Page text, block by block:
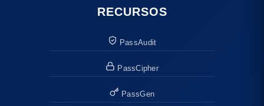
RECURSOS
PassAudit
PassCipher
PassGen